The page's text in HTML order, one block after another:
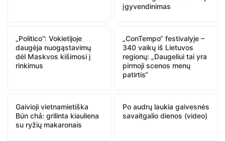
įgyvendinimas
„Politico”: Vokietijoje
daugėja nuogąstavimų
dėl Maskvos kišimosi į
rinkimus
„ConTempo“ festivalyje –
340 vaikų iš Lietuvos
regionų: „Daugeliui tai yra
pirmoji scenos menų
patirtis“
Gaivioji vietnamietiška
Bún chả: grilinta kiauliena
su ryžių makaronais
Po audrų laukia gaivesnės
savaitgalio dienos (video)